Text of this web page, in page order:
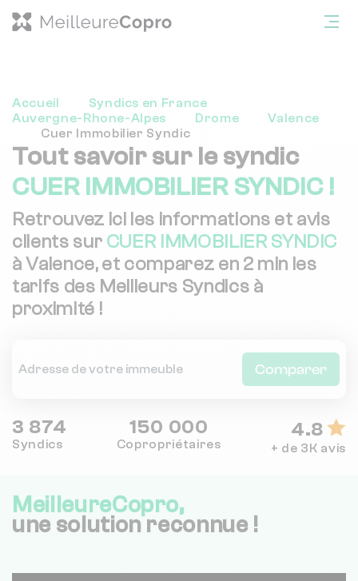
Accueil
Syndics en France
Auvergne-Rhone-Alpes
Drome
Valence
Cuer Immobilier Syndic
Tout savoir sur le syndic
CUER IMMOBILIER SYNDIC !
Retrouvez ici les informations et avis
clients sur CUER IMMOBILIER SYNDIC
à Valence, et comparez en 2 min les
tarifs des Meilleurs Syndics à
proximité !
Comparer
3 874
Syndics
150 000
Copropriétaires
4.8
+ de 3K avis
MeilleureCopro,
une solution reconnue !